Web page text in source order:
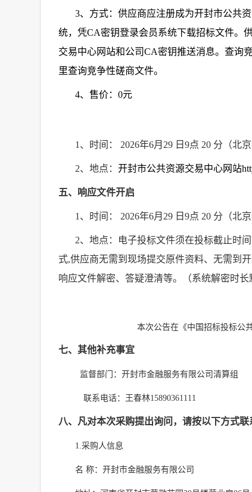
3、方式： 供应商应注册成为开封市公共
统，凭CA密钥登录会员系统下载招标文件。
交易中心网站和公司CA密钥推送消息。 查询
里查询竞争性磋商文件。
4、售价： 0元
1 、时间： 2026年6月 29 日 9点 20 分（北京
2、地点： 开封市公共资源交易中心网站
五、 响应文件开启
1 、时间： 2026年6月 29 日 9点 20 分（北京
2、地点：电子投标文件须在投标截止时
式,供应商无需到现场提交原件资料、无需到
响应文件解密、答疑澄清等。（系统解密时长
本次公告在《中国招标投标公
七、其他补充事宜
监督部门：开封市金融服务有限公司清算组
联系电话：王春林15890361111
八、凡对本次采购提出询问，请按以下方式联
1.采购人信息
名 称：开封市金融服务有限公司